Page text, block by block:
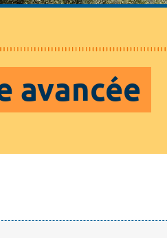
avancée